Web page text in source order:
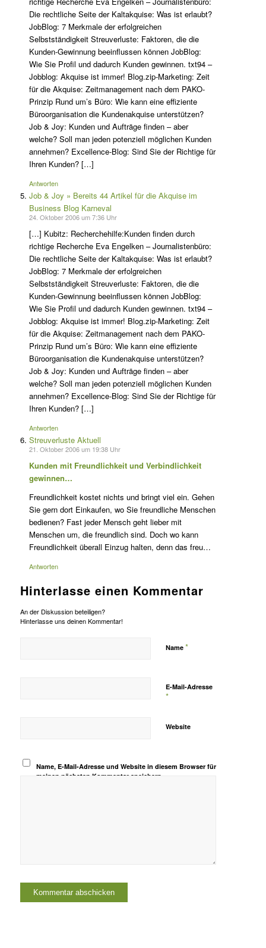
Die rechtliche Seite der Kaltakquise: Was ist erlaubt?
JobBlog: 7 Merkmale der erfolgreichen
Selbstständigkeit Streuverluste: Faktoren, die die
Kunden-Gewinnung beeinflussen können JobBlog:
Wie Sie Profil und dadurch Kunden gewinnen. txt94 –
Jobblog: Akquise ist immer! Blog.zip-Marketing: Zeit
für die Akquise: Zeitmanagement nach dem PAKO-
Prinzip Rund um’s Büro: Wie kann eine effiziente
Büroorganisation die Kundenakquise unterstützen?
Job & Joy: Kunden und Aufträge finden – aber
welche? Soll man jeden potenziell möglichen Kunden
annehmen? Excellence-Blog: Sind Sie der Richtige für
Ihren Kunden? […]
Antworten
Job & Joy » Bereits 44 Artikel für die Akquise im
Business Blog Karneval
24. Oktober 2006 um 7:36 Uhr
[…] Kubitz: Recherchehilfe:Kunden finden durch
richtige Recherche Eva Engelken – Journalistenbüro:
Die rechtliche Seite der Kaltakquise: Was ist erlaubt?
JobBlog: 7 Merkmale der erfolgreichen
Selbstständigkeit Streuverluste: Faktoren, die die
Kunden-Gewinnung beeinflussen können JobBlog:
Wie Sie Profil und dadurch Kunden gewinnen. txt94 –
Jobblog: Akquise ist immer! Blog.zip-Marketing: Zeit
für die Akquise: Zeitmanagement nach dem PAKO-
Prinzip Rund um’s Büro: Wie kann eine effiziente
Büroorganisation die Kundenakquise unterstützen?
Job & Joy: Kunden und Aufträge finden – aber
welche? Soll man jeden potenziell möglichen Kunden
annehmen? Excellence-Blog: Sind Sie der Richtige für
Ihren Kunden? […]
Antworten
Streuverluste Aktuell
21. Oktober 2006 um 19:38 Uhr
Kunden mit Freundlichkeit und Verbindlichkeit
gewinnen…
Freundlichkeit kostet nichts und bringt viel ein. Gehen
Sie gern dort Einkaufen, wo Sie freundliche Menschen
bedienen? Fast jeder Mensch geht lieber mit
Menschen um, die freundlich sind. Doch wo kann
Freundlichkeit überall Einzug halten, denn das freu…
Antworten
Hinterlasse einen Kommentar
An der Diskussion beteiligen?
Hinterlasse uns deinen Kommentar!
Name *
E-Mail-Adresse
*
Website
Name, E-Mail-Adresse und Website in diesem Browser für
meinen nächsten Kommentar speichern.